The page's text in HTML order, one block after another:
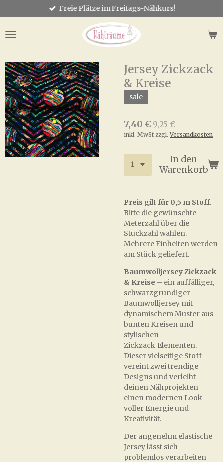
Hauptinhalt
springen
Freie Plätze im Freitags-Nähkurs!
Jersey Zickzack
& Kreise
sale
7,40 € 9,25 €
inkl. MwSt zzgl.Versandkosten
In den
Warenkorb
Preis gilt für 0,5 m Stoff.
Bitte die gewünschte
Meterzahl über die
Stückzahl wählen.
Mehrere Einheiten werden
am Stück geliefert.
Baumwolljersey Zickzack
& Kreise – ein auffälliger,
schwarzgrundiger
Baumwolljersey mit
dynamischem Muster aus
bunten Kreisen und
stylischen
Zickzack‑Elementen.
Dieser vielseitige Stoff
vereint zwei trendige
Designs und verleiht
deinen Nähprojekten
einen modernen Look
voller Energie und
Kreativität.
Der angenehm elastische
Jersey lässt sich
problemlos verarbeiten